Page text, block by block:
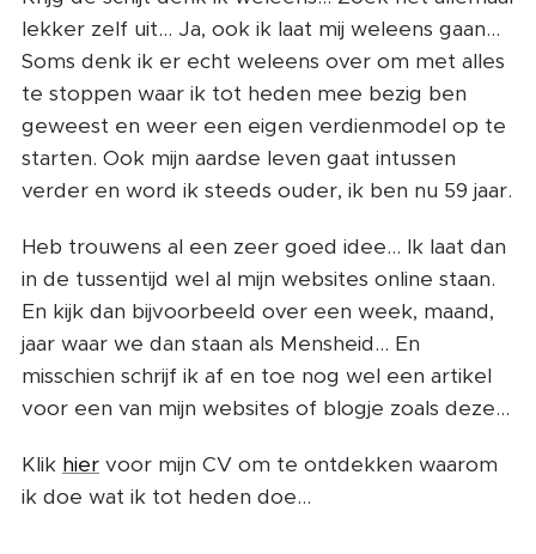
lekker zelf uit... Ja, ook ik laat mij weleens gaan...
Soms denk ik er echt weleens over om met alles
te stoppen waar ik tot heden mee bezig ben
geweest en weer een eigen verdienmodel op te
starten. Ook mijn aardse leven gaat intussen
verder en word ik steeds ouder, ik ben nu 59 jaar.
Heb trouwens al een zeer goed idee... Ik laat dan
in de tussentijd wel al mijn websites online staan.
En kijk dan bijvoorbeeld over een week, maand,
jaar waar we dan staan als Mensheid... En
misschien schrijf ik af en toe nog wel een artikel
voor een van mijn websites of blogje zoals deze...
Klik hier voor mijn CV om te ontdekken waarom
ik doe wat ik tot heden doe...